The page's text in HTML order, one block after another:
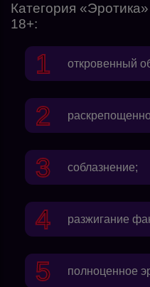
Категория
18+:
откровенный
соблазнение;
разжигание
полноценное